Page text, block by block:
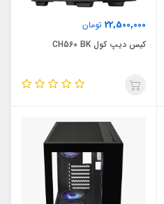
22,500,000 تومان
کیس دیپ کول CH560 BK